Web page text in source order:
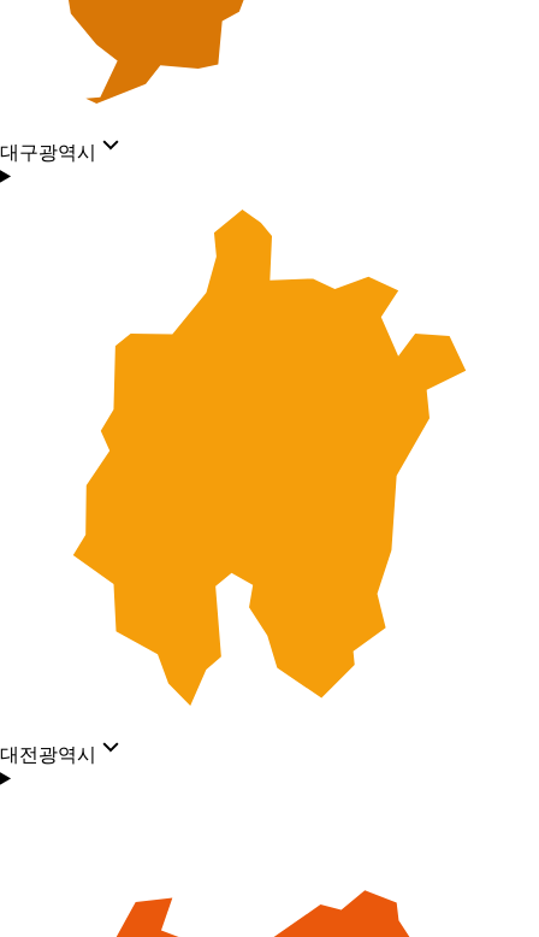
대구광역시
대전광역시